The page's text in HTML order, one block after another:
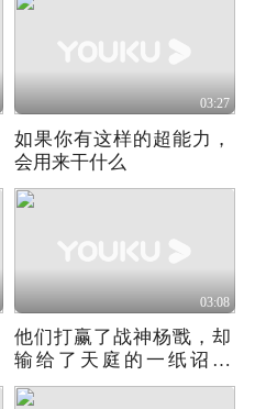
03:27
如果你有这样的超能力，
会用来干什么
03:08
他们打赢了战神杨戬，却
输给了天庭的一纸诏书
《八仙！》